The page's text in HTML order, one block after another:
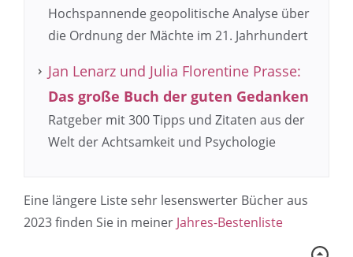
Hochspannende geopolitische Analyse über
die Ordnung der Mächte im 21. Jahrhundert
Jan Lenarz und Julia Florentine Prasse:
Das große Buch der guten Gedanken
Ratgeber mit 300 Tipps und Zitaten aus der
Welt der Achtsamkeit und Psychologie
Eine längere Liste sehr lesenswerter Bücher aus
2023 finden Sie in meiner Jahres-Bestenliste